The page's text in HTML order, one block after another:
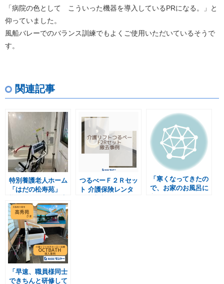
「病院の色として こういった機器を導入しているPRになる。」と
仰っていました。
風船バレーでのバランス訓練でもよくご使用いただいているそうで
す。
関連記事
特別養護老人ホーム
「はだの松寿苑」
につるべー設置！
つるべーＦ２Ｒセッ
ト 介護保険レンタ
「寒くなってきたの
で、お家のお風呂に
「早速、職員様同士
できちんと研修して